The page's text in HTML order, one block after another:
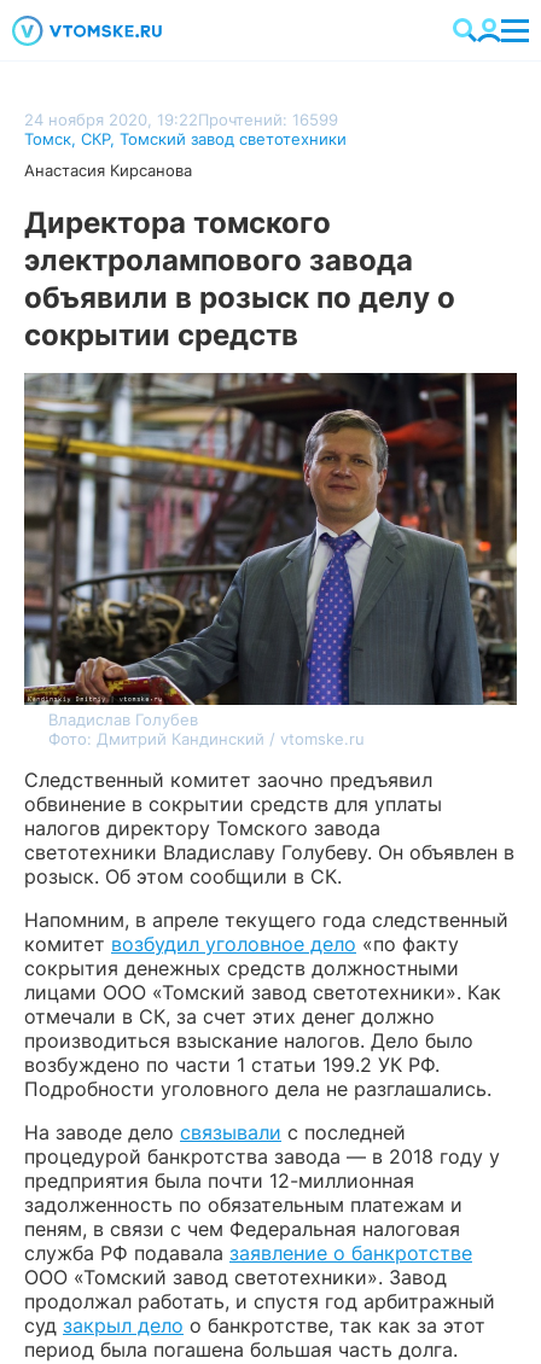
24 ноября 2020, 19:22Прочтений: 16599
Томск, СКР, Томский завод светотехники
Анастасия Кирсанова
Директора томского
электролампового завода
объявили в розыск по делу о
сокрытии средств
Владислав Голубев
Фото: Дмитрий Кандинский / vtomske.ru
Следственный комитет заочно предъявил
обвинение в сокрытии средств для уплаты
налогов директору Томского завода
светотехники Владиславу Голубеву. Он объявлен в
розыск. Об этом сообщили в СК.
Напомним, в апреле текущего года следственный
комитет возбудил уголовное дело «по факту
сокрытия денежных средств должностными
лицами ООО «Томский завод светотехники». Как
отмечали в СК, за счет этих денег должно
производиться взыскание налогов. Дело было
возбуждено по части 1 статьи 199.2 УК РФ.
Подробности уголовного дела не разглашались.
На заводе дело связывали с последней
процедурой банкротства завода — в 2018 году у
предприятия была почти 12-миллионная
задолженность по обязательным платежам и
пеням, в связи с чем Федеральная налоговая
служба РФ подавала заявление о банкротстве
ООО «Томский завод светотехники». Завод
продолжал работать, и спустя год арбитражный
суд закрыл дело о банкротстве, так как за этот
период была погашена большая часть долга.